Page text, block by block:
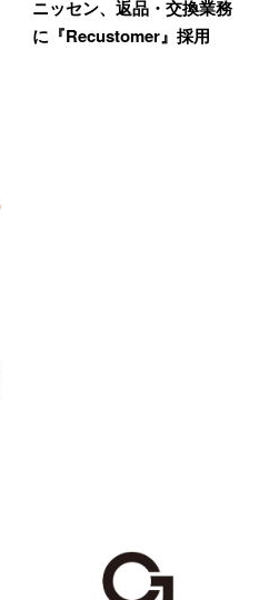
ニッセン、返品・交換業務
に『Recustomer』採用